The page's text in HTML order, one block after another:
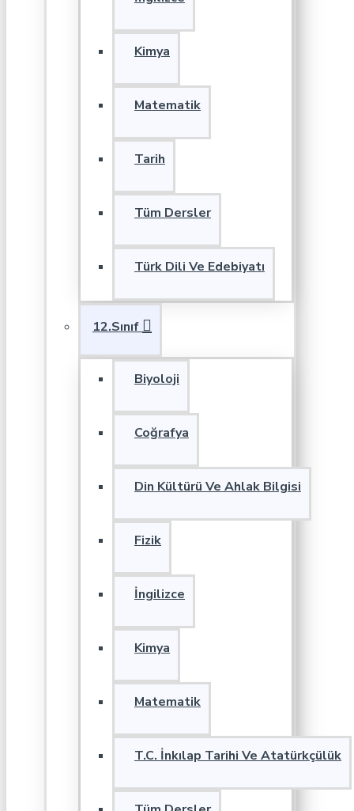
Kimya
Matematik
Tarih
Tüm Dersler
Türk Dili Ve Edebiyatı
12.Sınıf
Biyoloji
Coğrafya
Din Kültürü Ve Ahlak Bilgisi
Fizik
İngilizce
Kimya
Matematik
T.C. İnkılap Tarihi Ve Atatürkçülük